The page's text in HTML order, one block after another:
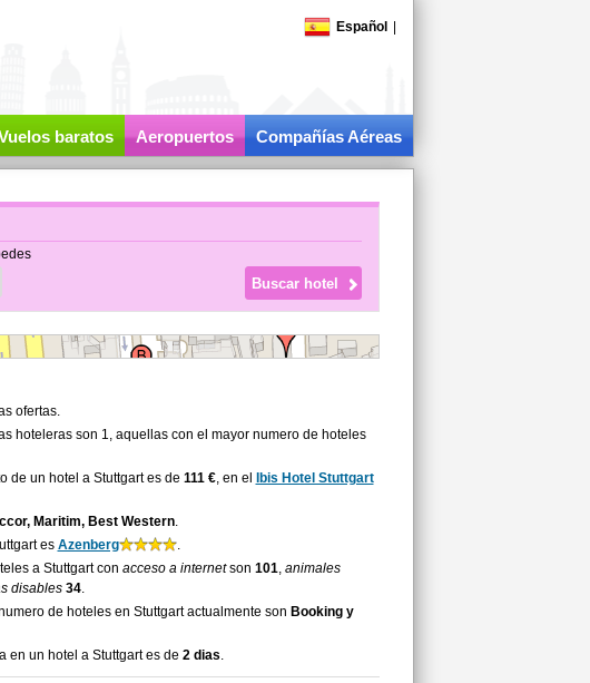
Español
baratos Aeropuertos Compañías Aéreas
ofertas.
hoteleras son 1, aquellas con el mayor numero de hoteles
de un hotel a Stuttgart es de 111 €, en el
Ibis Hotel Stuttgart
Maritim, Best Western.
es Azenberg
.
a Stuttgart con acceso a internetson 101, animales
disables 34.
de hoteles en Stuttgart actualmente son Booking y
en un hotel a Stuttgart es de 2 dias.